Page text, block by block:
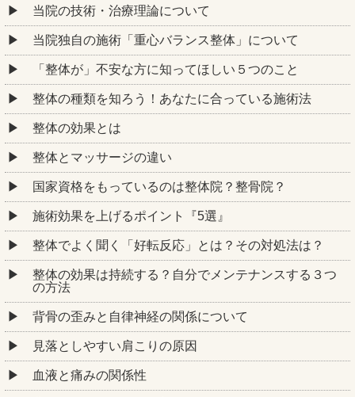
当院の技術・治療理論について
当院独自の施術「重心バランス整体」について
「整体が」不安な方に知ってほしい５つのこと
整体の種類を知ろう！あなたに合っている施術法
整体の効果とは
整体とマッサージの違い
国家資格をもっているのは整体院？整骨院？
施術効果を上げるポイント『5選』
整体でよく聞く「好転反応」とは？その対処法は？
整体の効果は持続する？自分でメンテナンスする３つ
の方法
背骨の歪みと自律神経の関係について
見落としやすい肩こりの原因
血液と痛みの関係性